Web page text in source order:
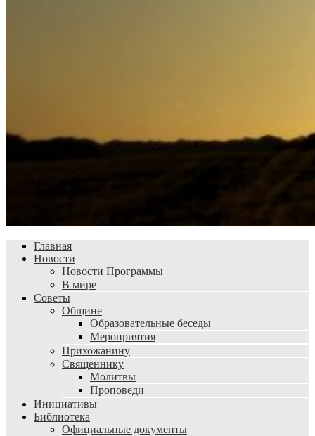
Главная
Новости
Новости Программы
В мире
Советы
Общине
Образовательные беседы
Мероприятия
Прихожанину
Священнику
Молитвы
Проповеди
Инициативы
Библиотека
Официальные документы